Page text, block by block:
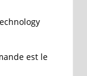
est le